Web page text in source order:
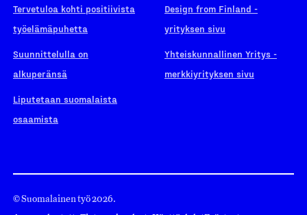
Tervetuloa kohti positiivista
työelämäpuhetta
Suunnittelulla on
alkuperänsä
Liputetaan suomalaista
osaamista
Design from Finland -
yrityksen sivu
Yhteiskunnallinen Yritys -
merkkiyrityksen sivu
© Suomalainen työ 2026.